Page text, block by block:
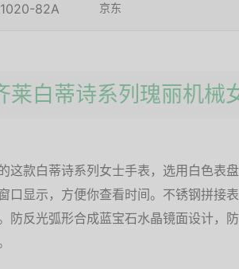
京东
莱白蒂诗系列瑰丽机械
这款白蒂诗系列女士手表，选用白色表
口显示，方便你查看时间。不锈钢拼接
防反光弧形合成蓝宝石水晶镜面设计，